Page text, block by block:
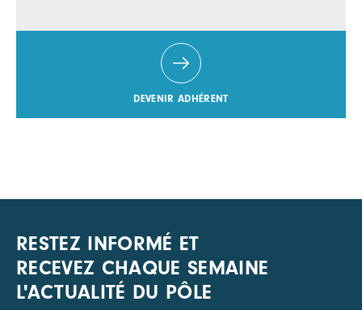
DEVENIR ADHÉRENT
RESTEZ INFORMÉ ET
RECEVEZ CHAQUE SEMAINE
L'ACTUALITÉ DU PÔLE